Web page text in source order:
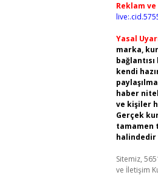
Reklam
Yasal
marka,
kendi
haber
ve kişiler
Gerçek
tamamen
halindedir
Sitemiz,
ve İletişim